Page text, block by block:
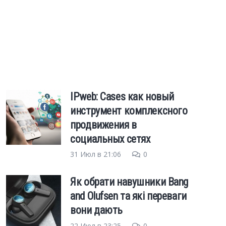
IPweb: Cases как новый
инструмент комплексного
продвижения в
социальных сетях
31 Июл в 21:06 0
Як обрати навушники Bang
and Olufsen та які переваги
вони дають